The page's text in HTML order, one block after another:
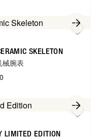
SKELETON
械腕表
LIMITED EDITION